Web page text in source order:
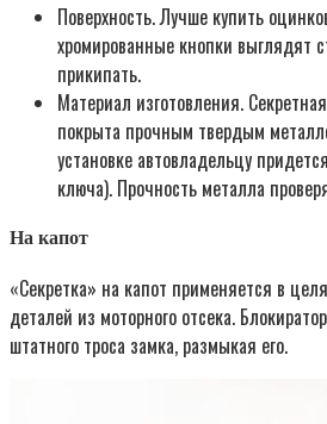
Поверхность. Лучше купить
хромированные кнопки выглядят
прикипать.
Материал изготовления.
покрыта прочным твердым
установке автовладельцу
ключа). Прочность металла
На капот
«Секретка» на капот применяется в
деталей из моторного отсека.
штатного троса замка, размыкая его.